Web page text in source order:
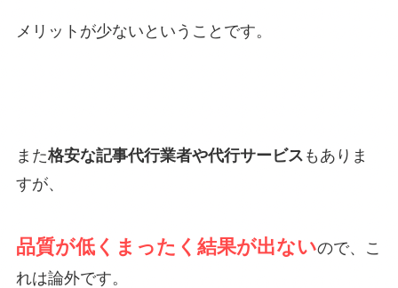
メリットが少ないということです。
また格安な記事代行業者や代行サービス もありま
すが、
品質が低くまったく結果が出ないので、こ
れは論外です。